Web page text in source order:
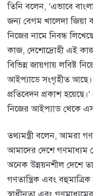
তিনি বলেন, ‘এভাবে
জন্য বেগম খালেদা
নিজের নামে নিবন্ধ
কাজ, দেশোদ্রোহী এই
বিভিন্ন জায়গায় লবিষ্ট
আইপ্যাডে সংগৃহীত আছে।
প্রতিবেদন প্রকাশ
নিজের আইপ্যাড থেকে এসব
তথ্যমন্ত্রী বলেন, আমরা
আমাদের দেশে গণমাধ্যম
অনেক উন্নয়নশীল দেশে
গণতান্ত্রিক এবং